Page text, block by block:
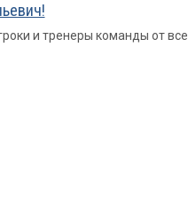
и тренеры команды от